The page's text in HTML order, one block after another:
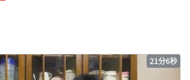
21分6秒